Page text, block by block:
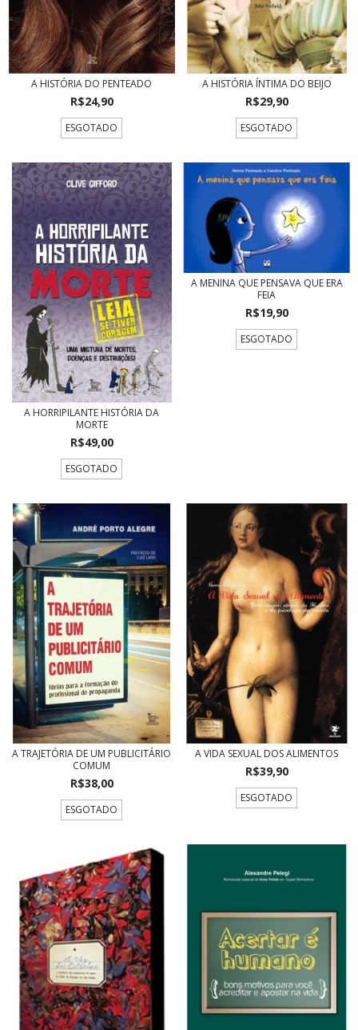
A HISTÓRIA DO PENTEADO
R$24,90
ESGOTADO
A HISTÓRIA ÍNTIMA DO BEIJO
R$29,90
ESGOTADO
A HORRIPILANTE HISTÓRIA DA
MORTE
R$49,00
ESGOTADO
A MENINA QUE PENSAVA QUE ERA
FEIA
R$19,90
ESGOTADO
A TRAJETÓRIA DE UM PUBLICITÁRIO
COMUM
R$38,00
ESGOTADO
A VIDA SEXUAL DOS ALIMENTOS
R$39,90
ESGOTADO